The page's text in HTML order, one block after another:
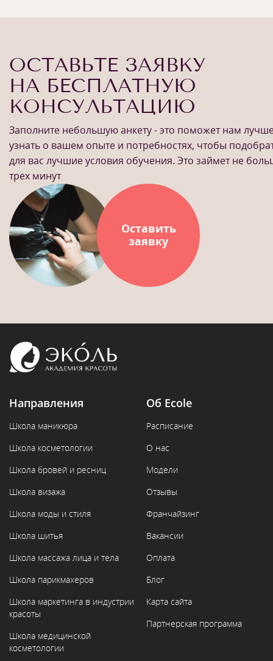
ОСТАВЬТЕ ЗАЯВКУ
НА БЕСПЛАТНУЮ
КОНСУЛЬТАЦИЮ
Заполните небольшую анкету - это поможет нам
узнать о вашем опыте и потребностях, чтобы
для вас лучшие условия обучения. Это займет не
трех минут
Оставить
заявку
Направления
Школа маникюра
Школа косметологии
Школа бровей и ресниц
Школа визажа
Школа моды и стиля
Школа шитья
Школа массажа лица и тела
Школа парикмахеров
Школа маркетинга в индустрии
красоты
Школа медицинской
косметологии
Об Ecole
Расписание
О нас
Модели
Отзывы
Франчайзинг
Вакансии
Оплата
Блог
Карта сайта
Партнерская программа